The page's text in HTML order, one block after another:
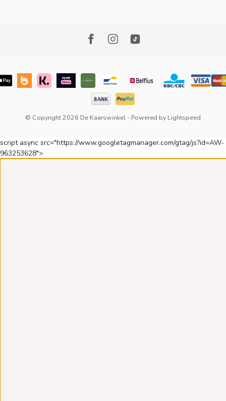
© Copyright 2026 De Kaarswinkel - Powered by Lightspeed
script async src="https://www.googletagmanager.com/gtag/js?id=AW-
963253628">